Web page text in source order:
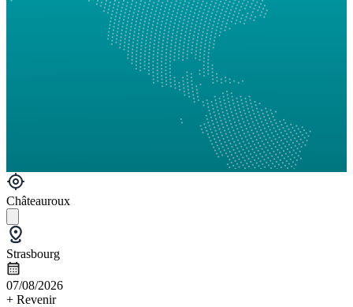
Châteauroux
Strasbourg
07/08/2026
+ Revenir